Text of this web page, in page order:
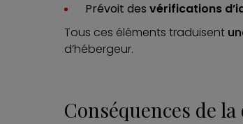
Prévoit des vérifications
Tous ces éléments traduisent
d’hébergeur.
Conséquences de